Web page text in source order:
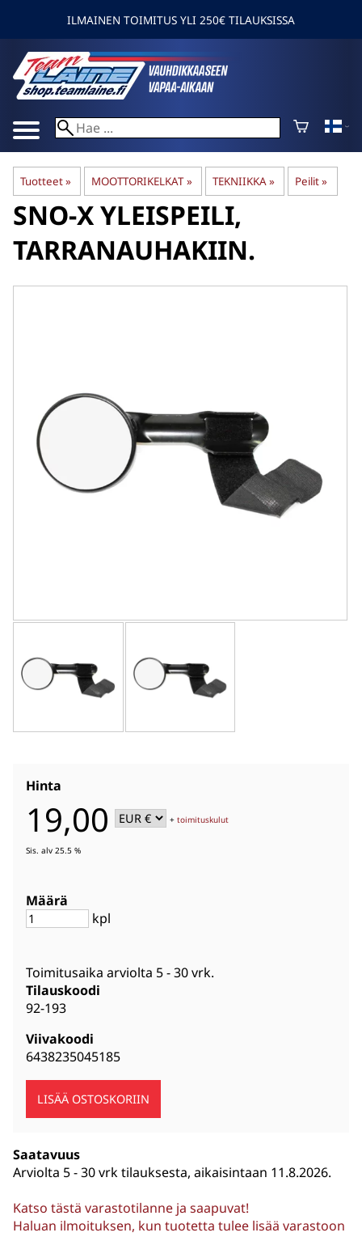
ILMAINEN TOIMITUS YLI 250€ TILAUKSISSA
Tuotteet‪» MOOTTORIKELKAT ‪» TEKNIIKKA‪» Peilit‪»
SNO-XYLEISPEILI,
TARRANAUHAKIIN.
Hinta
19,00 +toimituskulut
Sis. alv 25.5 %
Määrä
kpl
Toimitusaika arviolta 5 - 30 vrk.
Tilauskoodi
92-193
Viivakoodi
6438235045185
Saatavuus
Arviolta 5 - 30 vrk tilauksesta, aikaisintaan 11.8.2026.
Katso tästä varastotilanne ja saapuvat!
Haluan ilmoituksen, kun tuotetta tulee lisää varastoon